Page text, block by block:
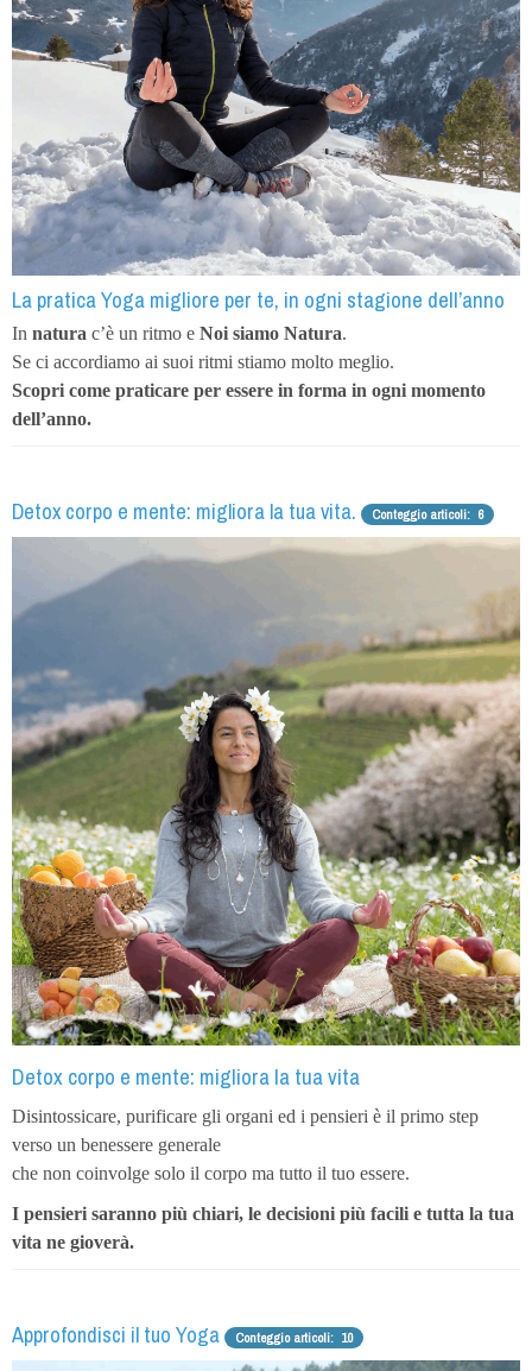
La pratica Yoga migliore per te, in ogni stagione dell’anno
In natura c’è un ritmo e Noi siamo Natura.
Se ci accordiamo ai suoi ritmi stiamo molto meglio.
Scopri come praticare per essere in forma in ogni momento
dell’anno.
Detox corpo e mente: migliora la tua vita. Conteggio articoli: 6
Detox corpo e mente: migliora la tua vita
Disintossicare, purificare gli organi ed i pensieri è il primo step
verso un benessere generale
che non coinvolge solo il corpo ma tutto il tuo essere.
I pensieri saranno più chiari, le decisioni più facili e tutta la tua
vita ne gioverà.
Approfondisci il tuo Yoga Conteggio articoli: 10